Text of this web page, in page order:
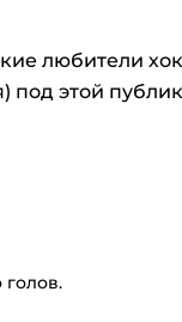
любители
под этой